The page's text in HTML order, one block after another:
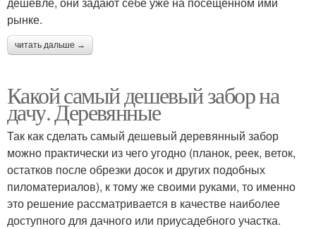
рынке.
читать дальше →
Какой самый дешевый забор на
дачу. Деревянные
Так как сделать самый дешевый деревянный забор
можно практически из чего угодно (планок, реек, веток,
остатков после обрезки досок и других подобных
пиломатериалов), к тому же своими руками, то именно
это решение рассматривается в качестве наиболее
доступного для дачного или приусадебного участка.